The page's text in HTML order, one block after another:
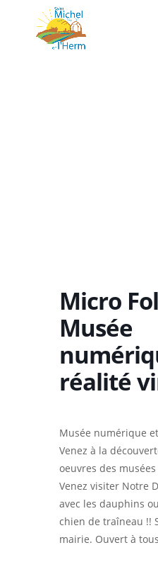
Micro
Musée
réalité
Musée numérique
Venez à la
oeuvres des
Venez visiter Notre
avec les dauphins
chien de traîneau !!
mairie. Ouvert à